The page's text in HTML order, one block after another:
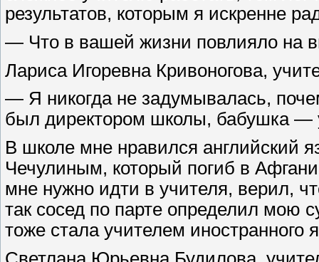
результатов, которым я искренне
— Что в вашей жизни повлияло на
Лариса Игоревна Кривоногова,
— Я никогда не задумывалась,
был директором школы, бабушка —
В школе мне нравился английский
Чечулиным, который погиб в
мне нужно идти в учителя, верил,
так сосед по парте определил мою
тоже стала учителем иностранного